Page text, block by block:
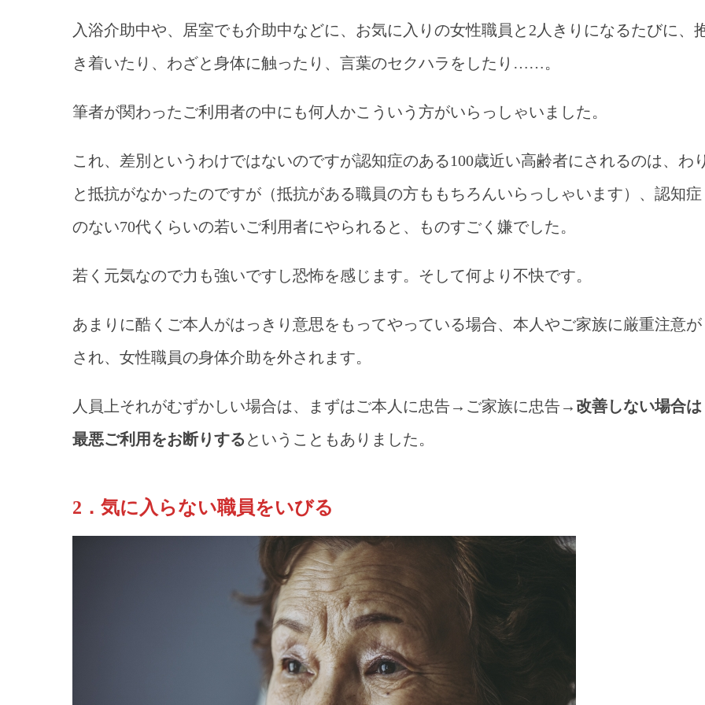
入浴介助中や、居室でも介助中などに、お気に入りの女性職員と2人きりになるたびに、
き着いたり、わざと身体に触ったり、言葉のセクハラをしたり……。
筆者が関わったご利用者の中にも何人かこういう方がいらっしゃいました。
これ、差別というわけではないのですが認知症のある100歳近い高齢者にされるのは、わ
と抵抗がなかったのですが（抵抗がある職員の方ももちろんいらっしゃいます）、認知症
のない70代くらいの若いご利用者にやられると、ものすごく嫌でした。
若く元気なので力も強いですし恐怖を感じます。そして何より不快です。
あまりに酷くご本人がはっきり意思をもってやっている場合、本人やご家族に厳重注意が
され、女性職員の身体介助を外されます。
人員上それがむずかしい場合は、まずはご本人に忠告→ご家族に忠告→改善しない場合は
最悪ご利用をお断りする ということもありました。
2．気に入らない職員をいびる